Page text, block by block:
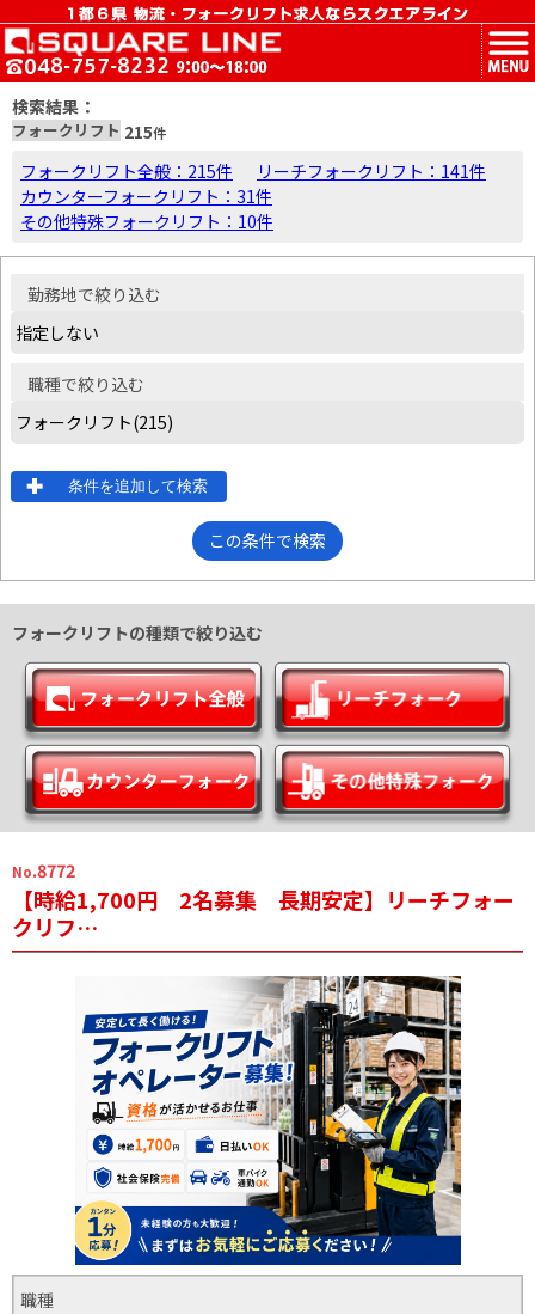
MENU
検索結果：
フォークリフト 215件
フォークリフト全般：215件
リーチフォークリフト：141件
カウンターフォークリフト：31件
その他特殊フォークリフト：10件
勤務地で絞り込む
職種で絞り込む
条件を追加して検索
この条件で検索
フォークリフトの種類で絞り込む
No.8772
【時給1,700円 2名募集 長期安定】リーチフォー
クリフ…
職種